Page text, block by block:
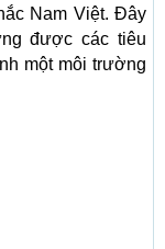
Nam Việt. Đây
được các tiêu
một môi trường